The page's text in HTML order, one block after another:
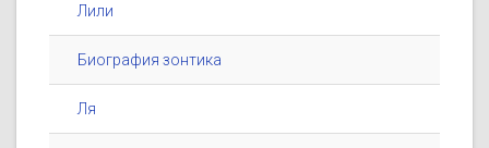
Лили
Биография зонтика
Ля